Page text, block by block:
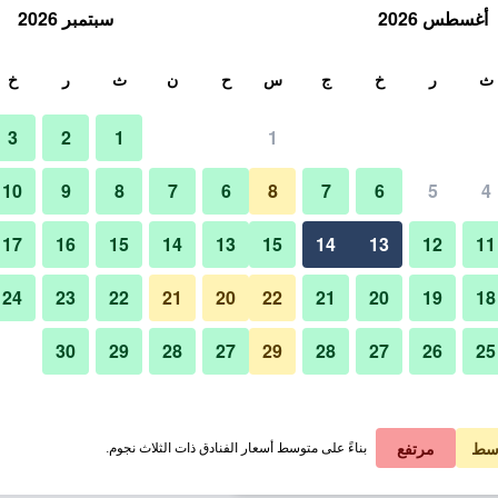
في الليلة
﷼ عرض الصفقة
﷼ عرض الصفقة
ردهة
صور لـ فور بوينتس فليكس باي
أغسطس 2026
ث ر خ ج س
1
4
5
6
7
8
11
12
13
14
15
18
19
20
21
22
25
26
27
28
29
سبتمبر 2026
ح ن ث ر خ
1
2
3
6
7
8
9
10
13
14
15
16
17
20
21
22
23
24
27
28
29
30
مرتفع بناءً على متوسط أسعار الفنادق ذات الثلاث نجوم.